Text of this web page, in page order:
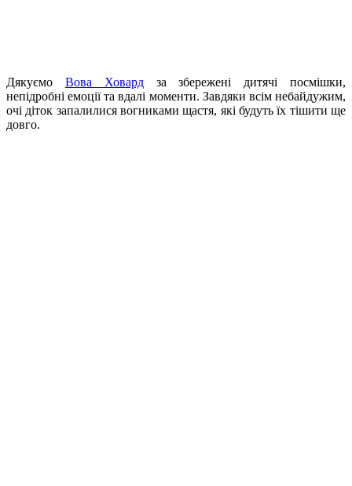
Дякуємо Вова Ховардза збережені дитячі посмішки,
непідробні емоції та вдалі моменти. Завдяки всім небайдужим,
очі діток запалилися вогниками щастя, які будуть їх тішити ще
довго.